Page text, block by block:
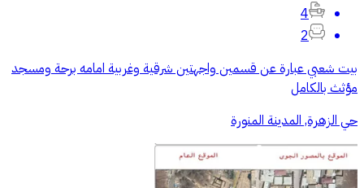
4
2
بيت شعبي عبارة عن قسمين واجهتين شرقية وغربية امامه برحة ومسجد
مؤثث بالكامل
حي الزهرة, المدينة المنورة